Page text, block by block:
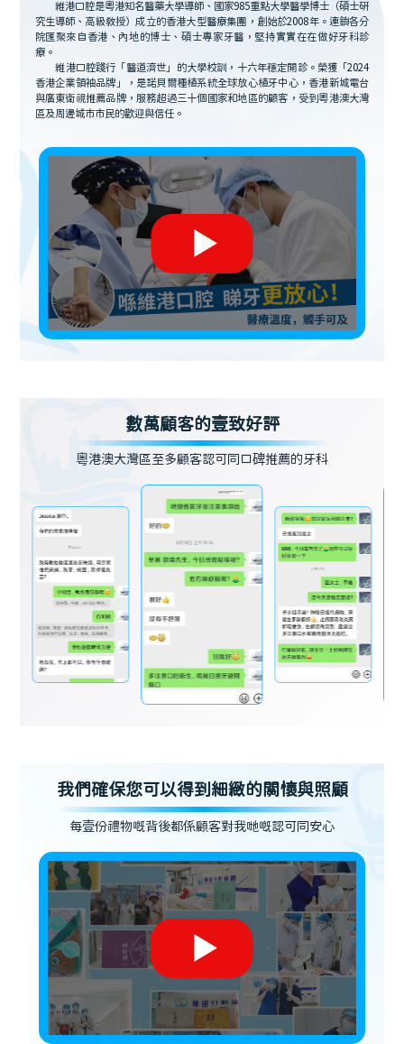
維港口腔是粵港知名醫藥大學導師、國家985重點大學醫學博士（碩士研
究生導師、高級教授）成立的香港大型醫療集團，創始於2008年。連鎖各分
院匯聚來自香港、內地的博士、碩士專家牙醫，堅持實實在在做好牙科診
療。
維港口腔踐行「醫道濟世」的大學校訓，十六年穩定開診。榮獲「2024
香港企業領袖品牌」，是諾貝爾種植系統全球放心植牙中心，香港新城電台
與廣東衛視推薦品牌，服務超過三十個國家和地區的顧客，受到粵港澳大灣
區及周邊城市市民的歡迎與信任。
數萬顧客的壹致好評
粵港澳大灣區至多顧客認可同口碑推薦的牙科
我們確保您可以得到細緻的關懷與照顧
每壹份禮物嘅背後都係顧客對我哋嘅認可同安心